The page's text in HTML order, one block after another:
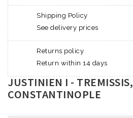
Shipping Policy
See delivery prices
Returns policy
Return within 14 days
JUSTINIEN I - TREMISSIS,
CONSTANTINOPLE